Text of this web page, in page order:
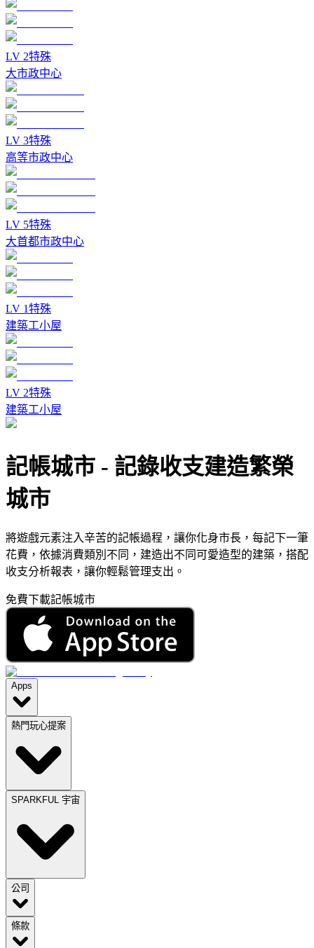
LV 2特殊
大市政中心
LV 3特殊
高等市政中心
LV 5特殊
大首都市政中心
LV 1特殊
建築工小屋
LV 2特殊
建築工小屋
記帳城市 - 記錄收支建造繁榮
城市
將遊戲元素注入辛苦的記帳過程，讓你化身市長，每記下一筆
花費，依據消費類別不同，建造出不同可愛造型的建築，搭配
收支分析報表，讓你輕鬆管理支出。
免費下載記帳城市
Apps
熱門玩心提案
SPARKFUL 宇宙
公司
條款